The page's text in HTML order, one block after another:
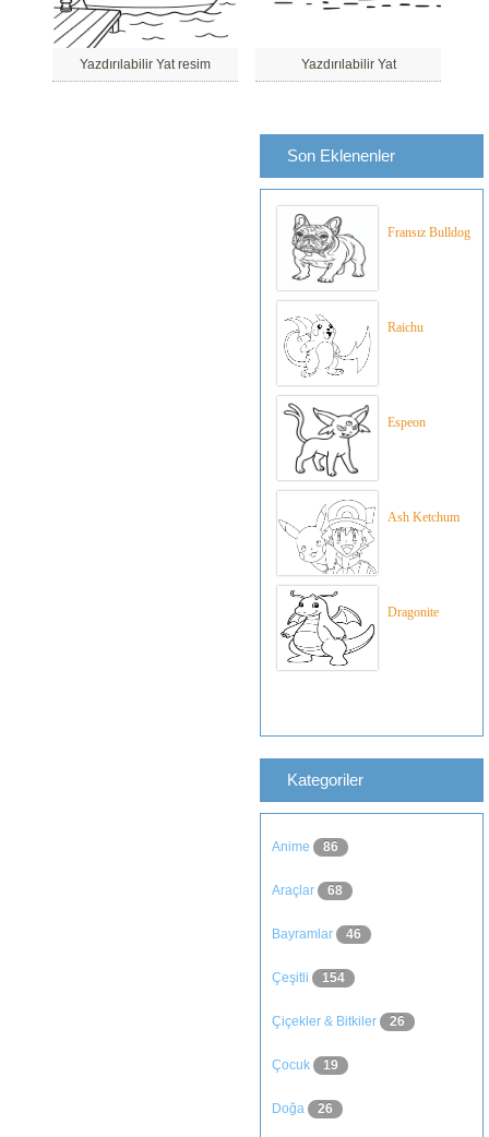
Yazdırılabilir Yat resim Yazdırılabilir Yat
Son Eklenenler
Fransız Bulldog
Raichu
Espeon
Ash Ketchum
Dragonite
Kategoriler
Anime 86
Araçlar 68
Bayramlar 46
Çeşitli 154
Çiçekler & Bitkiler 26
Çocuk 19
Doğa 26